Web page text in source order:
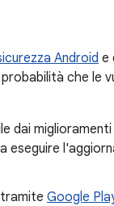
Android e
che le
dai
eseguire
Google